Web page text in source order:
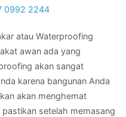
atau Waterproofing
awan ada yang
akan sangat
karena bangunan Anda
akan menghemat
setelah memasang